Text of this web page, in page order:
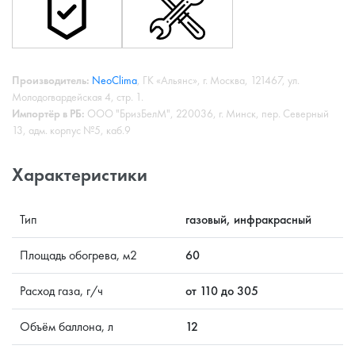
Производитель: NeoClima, ГК «Альянс», г. Москва, 121467, ул.
Молодогвардейская 4, стр. 1.
Импортёр в РБ: ООО "БризБелМ", 220036, г. Минск, пер. Северный
13, адм. корпус №5, каб.9
Характеристики
Тип газовый, инфракрасный
Площадь обогрева, м2 60
Расход газа, г/ч от 110 до 305
Объём баллона, л 12